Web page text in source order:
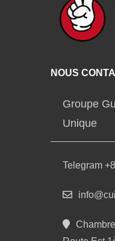
NOUS
Groupe
Unique
Telegram